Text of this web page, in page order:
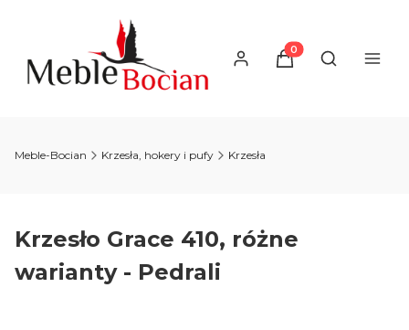
Produkty w
Otwórz
Meble-Bocian Krzesła, hokery i pufy Krzesła
Krzesło Grace 410, różne
warianty - Pedrali